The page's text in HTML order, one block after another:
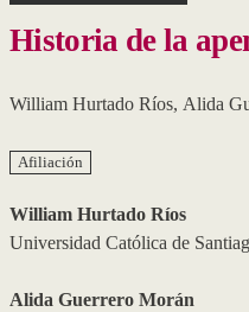
Historia de la
William Hurtado Ríos, Alida
Afiliación
William Hurtado Ríos
Universidad Católica de
Alida Guerrero Morán